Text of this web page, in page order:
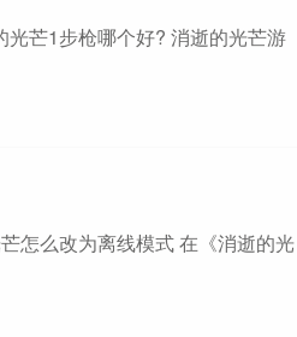
光芒1步枪哪个好? 消逝的光芒游
怎么改为离线模式 在《消逝的光